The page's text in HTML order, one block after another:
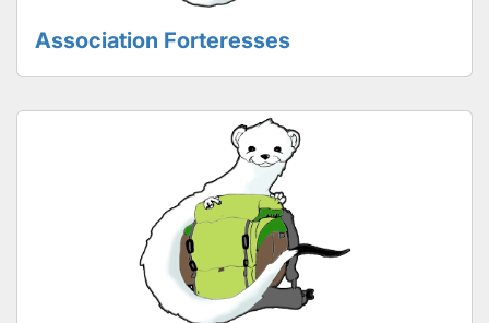
Association Forteresses